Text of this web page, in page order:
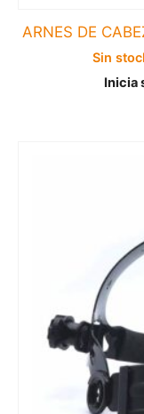
ARNES DE
Sin
Inicia